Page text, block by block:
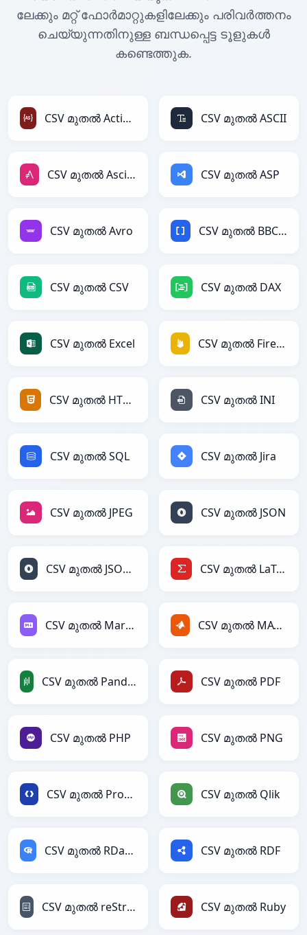
ലേക്കും മറ്റ് ഫോർമാറ്റുകളിലേക്കും പരിവർത്തനം
ചെയ്യുന്നതിനുള്ള ബന്ധപ്പെട്ട ടൂളുകൾ
കണ്ടെത്തുക.
CSV മുതൽ ActionScript CSV മുതൽ ASCII
CSV മുതൽ AsciiDoc CSV മുതൽ ASP
CSV മുതൽ Avro CSV മുതൽ BBCode
CSV മുതൽ CSV CSV മുതൽ DAX
CSV മുതൽ Excel CSV മുതൽ Firebase
CSV മുതൽ HTML CSV മുതൽ INI
CSV മുതൽ SQL CSV മുതൽ Jira
CSV മുതൽ JPEG CSV മുതൽ JSON
CSV മുതൽ JSONLines CSV മുതൽ LaTeX
CSV മുതൽ Markdown CSV മുതൽ MATLAB
CSV മുതൽ PandasDataFrame CSV മുതൽ PDF
CSV മുതൽ PHP CSV മുതൽ PNG
CSV മുതൽ Protobuf CSV മുതൽ Qlik
CSV മുതൽ RDataFrame CSV മുതൽ RDF
CSV മുതൽ reStructuredText CSV മുതൽ Ruby